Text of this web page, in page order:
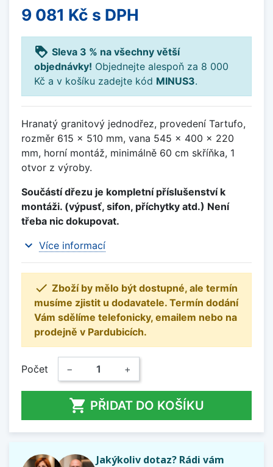
9 081 Kč s DPH
loyalty Sleva 3 % na všechny větší
objednávky! Objednejte alespoň za 8 000
Kč a v košíku zadejte kód MINUS3.
Hranatý granitový jednodřez, provedení Tartufo,
rozměr 615 x 510 mm, vana 545 x 400 x 220
mm, horní montáž, minimálně 60 cm skříňka, 1
otvor z výroby.
Součástí dřezu je kompletní příslušenství k
montáži. (výpusť, sifon, příchytky atd.) Není
třeba nic dokupovat.
expand_more Více informací
 Zboží by mělo být dostupné, ale termín
musíme zjistit u dodavatele. Termín dodání
Vám sdělíme telefonicky, emailem nebo na
prodejně v Pardubicích.
Počet − +
 PŘIDAT DO KOŠÍKU
Jakýkoliv dotaz? Rádi vám